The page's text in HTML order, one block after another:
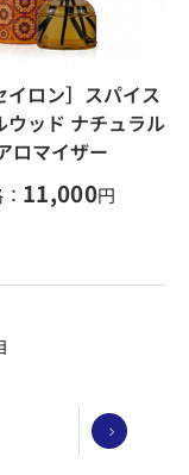
イロン］スパイス
ウッド ナチュラル
ロマイザー
11,000円